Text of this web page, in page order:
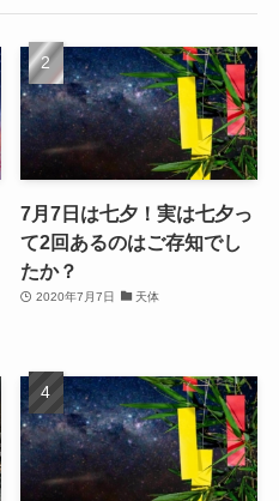
7月7日は七夕！実は七夕っ
て2回あるのはご存知でし
たか？
2020年7月7日 天体